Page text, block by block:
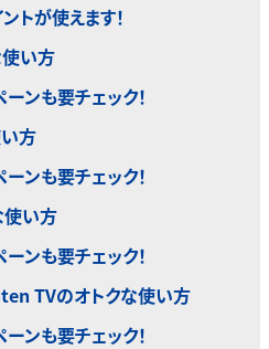
トが使えます！
使い方
ンも要チェック！
方
ンも要チェック！
使い方
ンも要チェック！
TVのオトクな使い方
ンも要チェック！